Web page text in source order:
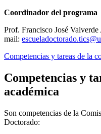
Coordinador del programa
Prof. Francisco José Valverde
mail:
Competencias y tareas de la
Competencias y
académica
Son competencias de la
Doctorado: